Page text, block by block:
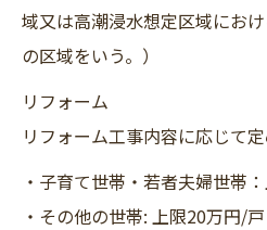
域又は高潮浸水想定区域にお
の区域をいう。）
リフォーム
リフォーム工事内容に応じて
・子育て世帯・若者夫婦世帯
・その他の世帯: 上限20万円/戸